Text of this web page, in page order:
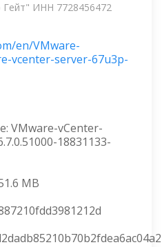
ИНН 7728456472
en/VMware-
vcenter-server-67u3p-
VMware-vCenter-
18831133-
MB